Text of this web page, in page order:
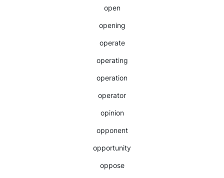
open
opening
operate
operating
operation
operator
opinion
opponent
opportunity
oppose